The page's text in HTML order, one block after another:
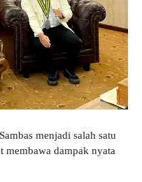
menjadi salah satu
membawa dampak nyata